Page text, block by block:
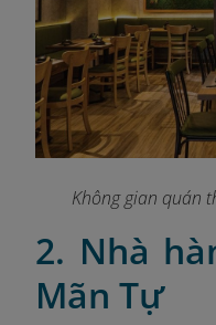
Không gian quán
2. Nhà
Mãn Tự